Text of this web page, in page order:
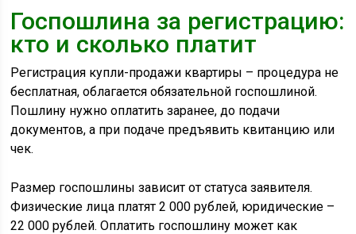
Госпошлина за регистрацию:
кто и сколько платит
Регистрация купли-продажи квартиры – процедура не
бесплатная, облагается обязательной госпошлиной.
Пошлину нужно оплатить заранее, до подачи
документов, а при подаче предъявить квитанцию или
чек.
Размер госпошлины зависит от статуса заявителя.
Физические лица платят 2 000 рублей, юридические –
22 000 рублей. Оплатить госпошлину может как